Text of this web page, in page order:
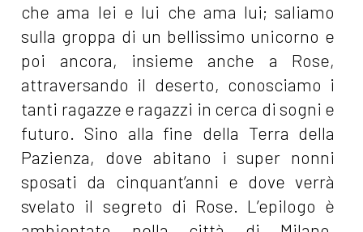
che ama lei e lui che ama lui; saliamo
sulla groppa di un bellissimo unicorno e
poi ancora, insieme anche a Rose,
attraversando il deserto, conosciamo i
tanti ragazze e ragazzi in cerca di sogni e
futuro. Sino alla fine della Terra della
Pazienza, dove abitano i super nonni
sposati da cinquant’anni e dove verrà
svelato il segreto di Rose. L’epilogo è